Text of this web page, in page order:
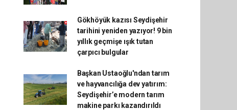
Gökhöyük kazısı Seydişehir
tarihini yeniden yazıyor! 9 bin
yıllık geçmişe ışık tutan
çarpıcı bulgular
Başkan Ustaoğlu'ndan tarım
ve hayvancılığa dev yatırım:
Seydişehir’e modern tarım
makine parkı kazandırıldı